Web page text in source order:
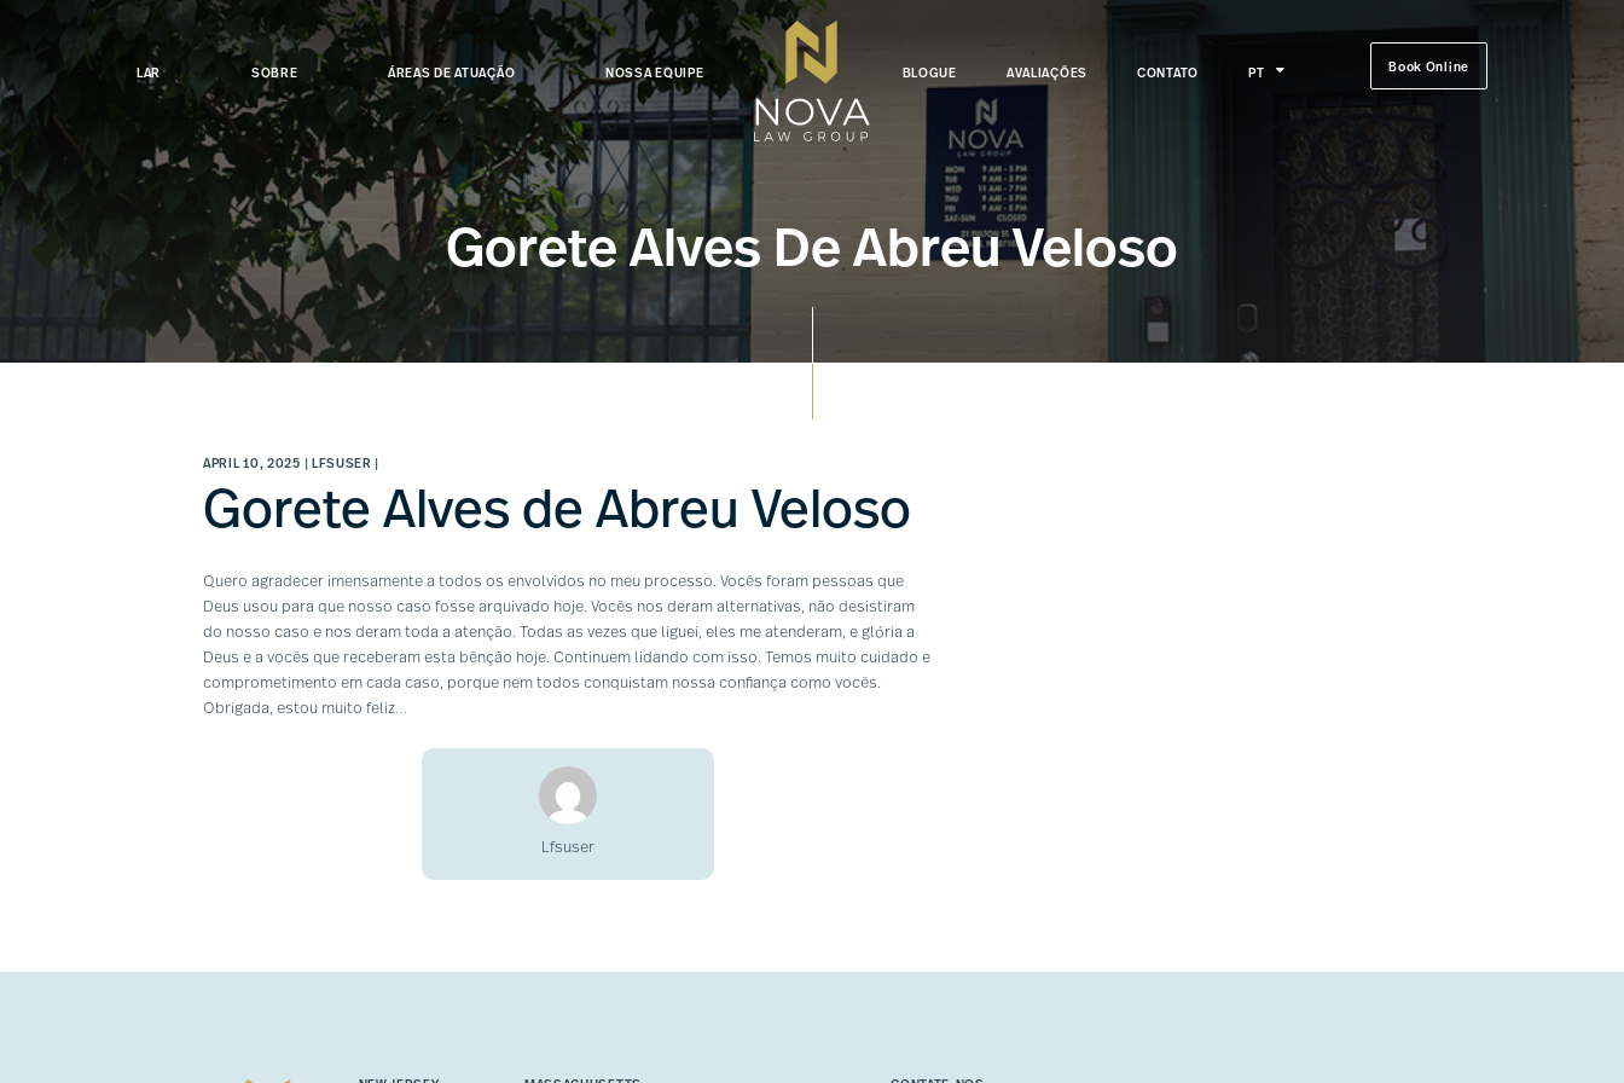
content
LAR SOBRE ÁREAS DE ATUAÇÃO NOSSA EQUIPE BLOGUE AVALIAÇÕES CONTATO PT Book Online
Gorete Alves De Abreu Veloso
APRIL 10, 2025 | LFSUSER |
Gorete Alves de Abreu Veloso
Quero agradecer imensamente a todos os envolvidos no meu processo. Vocês foram pessoas que
Deus usou para que nosso caso fosse arquivado hoje. Vocês nos deram alternativas, não desistiram
do nosso caso e nos deram toda a atenção. Todas as vezes que liguei, eles me atenderam, e glória a
Deus e a vocês que receberam esta bênção hoje. Continuem lidando com isso. Temos muito cuidado e
comprometimento em cada caso, porque nem todos conquistam nossa confiança como vocês.
Obrigada, estou muito feliz…
Lfsuser